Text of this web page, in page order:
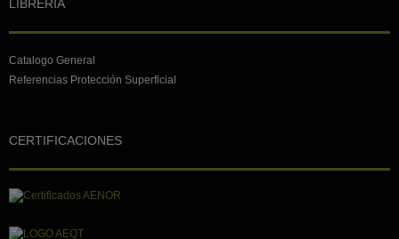
LIBRERÍA
Catalogo General
Referencias Protección Superficial
CERTIFICACIONES